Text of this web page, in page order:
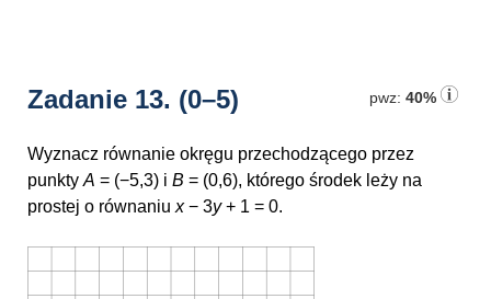
pwz: 40%
Zadanie 13. (0–5)
Wyznacz równanie okręgu przechodzącego przez
punkty A = (−5,3) i B = (0,6), którego środek leży na
prostej o równaniu x− 3y+ 1 = 0.